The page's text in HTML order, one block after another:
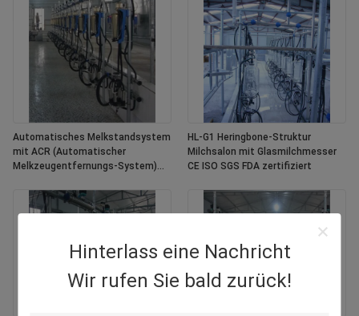
Hinterlass eine Nachricht
Wir rufen Sie bald zurück!
Automatisches Melkstandsystem
mit ACR (Automatischer
Melkzeugentfernungs-System)
Fischgrätenstruktur
HL-G1 Heringbone-Struktur
Milchsalon mit Glasmilchmesser
CE ISO SGS FDA zertifiziert